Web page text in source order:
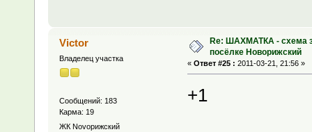
Victor
Владелец участка
Сообщений: 183
Карма: 19
ЖК Novoрижский
Re: ШАХМАТКА - схема
посёлке Новорижский
« Ответ #25 : 2011-03-21, 21:56 »
+1